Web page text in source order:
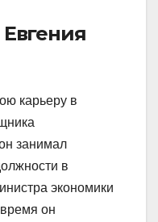
Евгения
карьеру в
занимал
в
экономики
он